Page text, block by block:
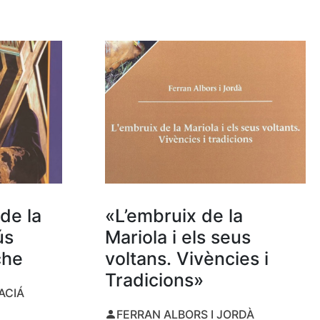
la
«L’embruix de la
Mariola i els seus
voltans. Vivències i
Tradicions»
FERRAN ALBORS I JORDÀ